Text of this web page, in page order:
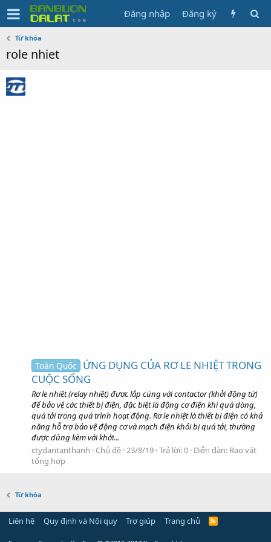
Đăng nhập Đăng ký
Từ khóa
role nhiet
Toàn Quốc
ỨNG DỤNG CỦA RƠ LE NHIỆT TRONG
CUỘC SỐNG
Rơ le nhiệt (relay nhiệt) được lắp cùng với contactor (khởi động từ)
để bảo vệ các thiết bị điện, đặc biệt là động cơ điện khi quá dòng,
quá tải trong quá trình hoạt động. Rơ le nhiệt là thiết bị điện có khả
năng hỗ trợ bảo vệ động cơ và mạch điện khỏi bị quá tải, thường
được dùng kèm với khởi...
ctydantanthanh
Chủ đề 23/8/19 Trả lời: 0 Diễn đàn: Rao vặt
tổng hợp
Từ khóa
Liên hệ Quy định và Nội quy Trợ giúp Trang chủ